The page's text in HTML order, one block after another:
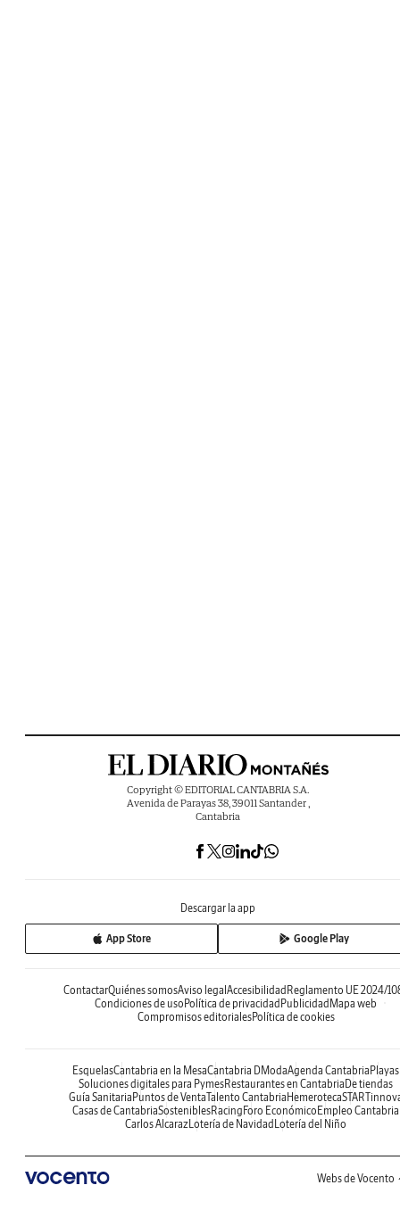
Copyright © EDITORIAL CANTABRIA S.A.
Avenida de Parayas 38, 39011 Santander ,
Cantabria
Descargar la app
App Store Google Play
ContactarQuiénes somosAviso legalAccesibilidadReglamento UE 2024/
Condiciones de usoPolítica de privacidadPublicidadMapa web
Compromisos editorialesPolítica de cookies
EsquelasCantabria en la MesaCantabria DModaAgenda CantabriaPlayas
Soluciones digitales para PymesRestaurantes en CantabriaDe tiendas
Guía SanitariaPuntos de VentaTalento CantabriaHemeroteca
Casas de CantabriaSosteniblesRacingForo EconómicoEmpleo Cantabria
Carlos AlcarazLotería de NavidadLotería del Niño
Webs de Vocento